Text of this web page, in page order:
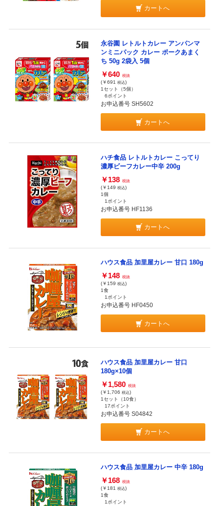
カートへ
永谷園 レトルトカレー アンパンマ
ンミニパック カレー ポークあまく
ち 50g 2袋入 5個
￥640 税抜
(￥691 税込)
1セット（5個）
6ポイント
お申込番号 SH5602
カートへ
ハチ食品 レトルトカレー こってり
濃厚ビーフカレー中辛 200g
￥138 税抜
(￥149 税込)
1個
1ポイント
お申込番号 HF1136
カートへ
ハウス食品 加里屋カレー 甘口 180g
￥148 税抜
(￥159 税込)
1食
1ポイント
お申込番号 HF0450
カートへ
ハウス食品 加里屋カレー 甘口
180g×10個
￥1,580 税抜
(￥1,706 税込)
1セット（10食）
17ポイント
お申込番号 S04842
カートへ
ハウス食品 加里屋カレー 中辛 180g
￥168 税抜
(￥181 税込)
1食
1ポイント